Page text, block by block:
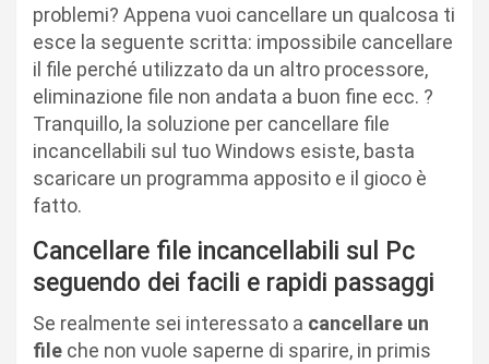
problemi? Appena vuoi cancellare un qualcosa ti
esce la seguente scritta: impossibile cancellare
il file perché utilizzato da un altro processore,
eliminazione file non andata a buon fine ecc. ?
Tranquillo, la soluzione per cancellare file
incancellabili sul tuo Windows esiste, basta
scaricare un programma apposito e il gioco è
fatto.
Cancellare file incancellabili sul Pc
seguendo dei facili e rapidi passaggi
Se realmente sei interessato a cancellare un
file che non vuole saperne di sparire, in primis